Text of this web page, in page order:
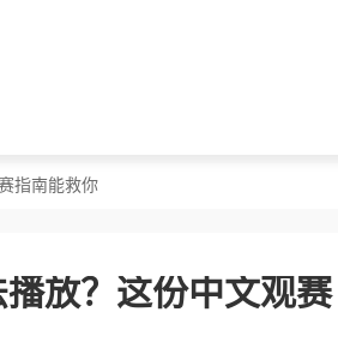
指南能救你
放？这份中文观赛